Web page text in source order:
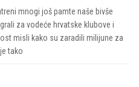
mnogi još pamte naše bivše
za vodeće hrvatske klubove i
misli kako su zaradili milijune za
tako